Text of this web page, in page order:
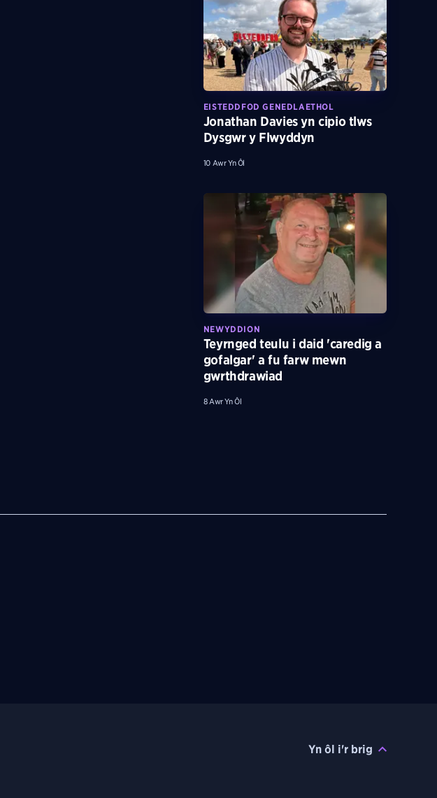
EISTEDDFOD GENEDLAETHOL
Jonathan Davies yn cipio tlws
Dysgwr y Flwyddyn
10 Awr Yn Ôl
NEWYDDION
Teyrnged teulu i daid 'caredig a
gofalgar' a fu farw mewn
gwrthdrawiad
8 Awr Yn Ôl
Yn ôl i'r brig